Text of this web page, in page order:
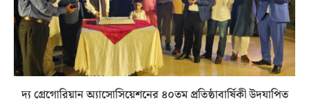
দ্য গ্রেগোরিয়ান অ্যাসোসিয়েশনের ৪০তম প্রতিষ্ঠাবার্ষিকী উদযাপিত